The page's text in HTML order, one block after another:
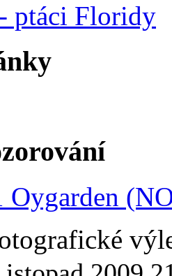
ptáci Floridy
Oygarden